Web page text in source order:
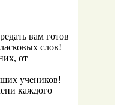
вам готов
слов!
от
учеников!
каждого